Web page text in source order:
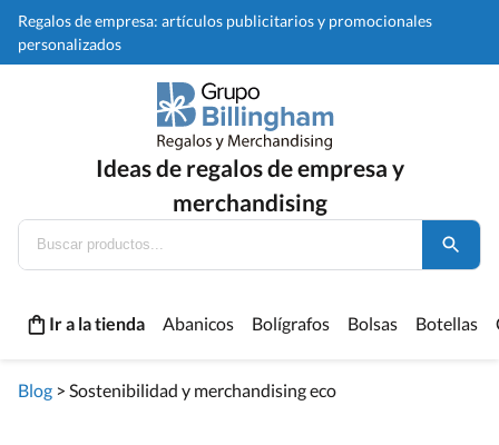
Regalos de empresa: artículos publicitarios y promocionales
personalizados
Ideas de regalos de empresa y
merchandising
Ir a la tienda Abanicos Bolígrafos Bolsas Botellas
Blog > Sostenibilidad y merchandising eco